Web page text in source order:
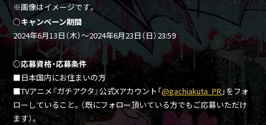
※画像はイメージです。
○キャンペーン期間
2024年6月13日（木）～2024年6月23日（日）23:59
○応募資格・応募条件
■日本国内にお住まいの方
■TVアニメ『ガチアクタ』公式Xアカウント「@gachiakuta_PR 」をフォ
ローしていること。（既にフォロー頂いている方でもご応募いただけ
ます）。